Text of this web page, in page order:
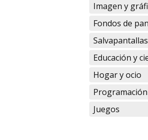
Imagen y
Fondos de
Salvapantallas
Educación y
Hogar y ocio
Programación
Juegos